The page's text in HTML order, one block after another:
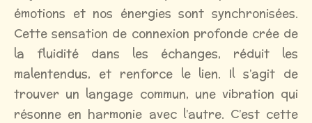
émotions et nos énergies sont synchronisées.
Cette sensation de connexion profonde crée de
la fluidité dans les échanges, réduit les
malentendus, et renforce le lien. Il s’agit de
trouver un langage commun, une vibration qui
résonne en harmonie avec l’autre. C’est cette